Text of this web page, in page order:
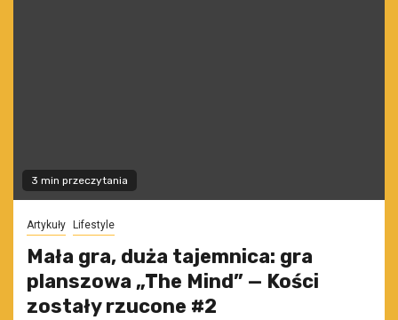
3 min przeczytania
Artykuły Lifestyle
Mała gra, duża tajemnica: gra
planszowa „The Mind” — Kości
zostały rzucone #2